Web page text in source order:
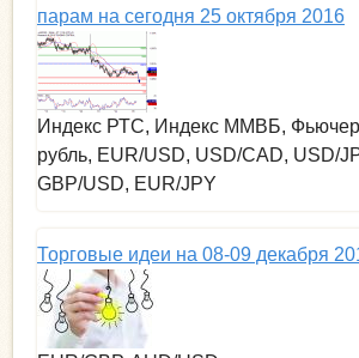
парам на сегодня 25 октября 2016
Индекс РТС, Индекс ММВБ,
рубль, EUR/USD, USD/CAD, USD/
GBP/USD, EUR/JPY
Торговые идеи на 08-09 декабря